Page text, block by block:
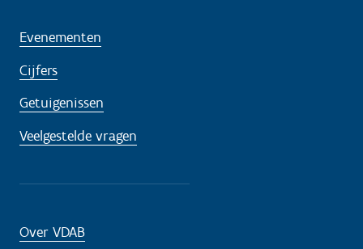
Evenementen
Cijfers
Getuigenissen
Veelgestelde vragen
Over VDAB